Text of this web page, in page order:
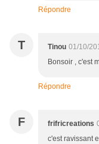
Répondre
T Tinou 01/10/
Bonsoir , c'est
Répondre
F frifricreations
c'est ravissant